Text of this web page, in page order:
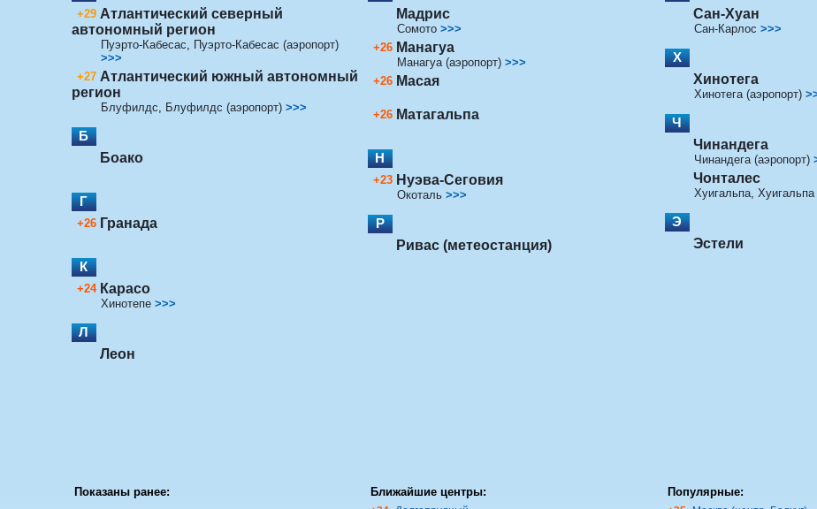
+29 Атлантический северный
автономный регион
Пуэрто-Кабесас
Пуэрто-Кабесас (аэропорт)
>>>
+27 Атлантический южный автономный
регион
Блуфилдс Блуфилдс (аэропорт) >>>
Б
Боако
Г
+26 Гранада
К
+24 Карасо
Хинотепе >>>
Л
Леон
Мадрис
Сомото >>>
+26 Манагуа
Манагуа (аэропорт) >>>
+26 Масая
+26 Матагальпа
Н
+23 Нуэва-Сеговия
Окоталь >>>
Р
Ривас (метеостанция)
Сан-Хуан
Сан-Карлос >>>
Х
Хинотега
Хинотега (аэропорт)
Ч
Чинандега
Чинандега (аэропорт)
Чонталес
Хуигальпа, Хуигальпа
Э
Эстели
Показаны ранее: Ближайшие центры: Популярные: